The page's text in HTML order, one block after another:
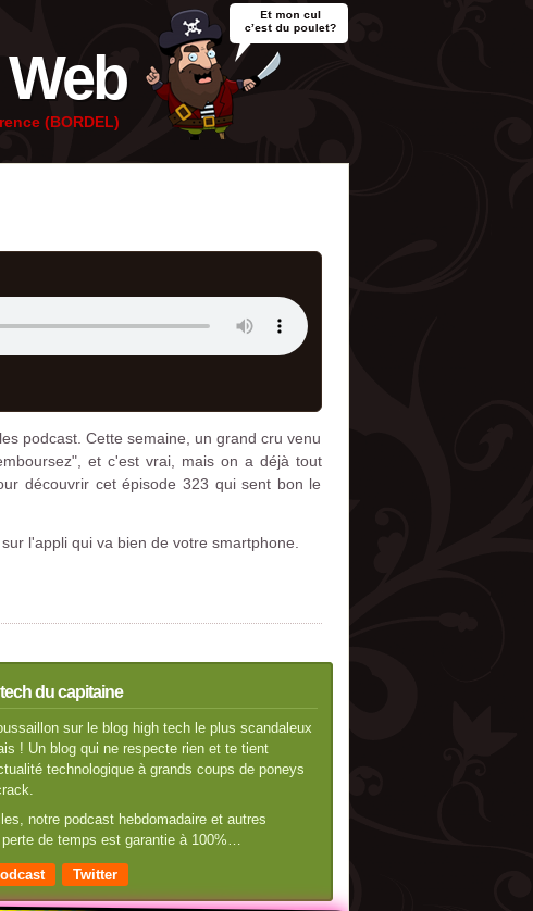
(BORDEL)
podcast. Cette semaine, un grand cru venu
et c'est vrai, mais on a déjà tout
découvrir cet épisode 323 qui sent bon le
l'appli qui va bien de votre smartphone.
du capitaine
sur le blog high tech le plus scandaleux
! Un blog qui ne respecte rien et te tient
technologique à grands coups de poneys
notre podcast hebdomadaire et autres
de temps est garantie à 100%…
Twitter